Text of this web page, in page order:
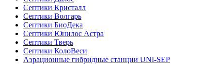
Септики Кристалл
Септики Волгарь
Септики БиоДека
Септики Юнилос Астра
Септики Тверь
Септики КолоВеси
Аэрационные гибридные станции UNI-SEP